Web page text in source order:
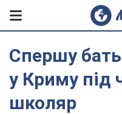
Спершу
у Криму під
школяр